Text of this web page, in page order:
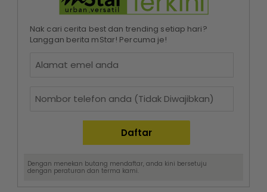
Nak cari cerita best dan trending setiap hari?
Langgan berita mStar! Percuma je!
Dengan menekan butang mendaftar, anda kini bersetuju
dengan peraturan dan terma kami.